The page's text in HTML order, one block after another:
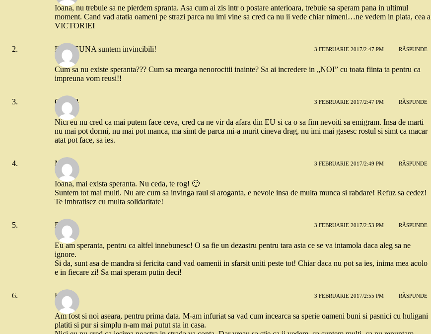
Ioana, nu trebuie sa ne pierdem spranta. Asa cum ai zis intr o postare anterioara, trebuie sa speram pana in ultimul
moment. Cand vad atatia oameni pe strazi parca nu imi vine sa cred ca nu ii vede chiar nimeni…ne vedem in piata, cea a
VICTORIEI
IMPREUNA suntem invincibili! 3 FEBRUARIE 2017/2:47 PM RĂSPUNDE
Cum sa nu existe speranta??? Cum sa mearga nenorocitii inainte? Sa ai incredere in „NOI” cu toata fiinta ta pentru ca
impreuna vom reusi!!
Oana B 3 FEBRUARIE 2017/2:47 PM RĂSPUNDE
Nici eu nu cred ca mai putem face ceva, cred ca ne vir da afara din EU si ca o sa fim nevoiti sa emigram. Insa de marti
nu mai pot dormi, nu mai pot manca, ma simt de parca mi-a murit cineva drag, nu imi mai gasesc rostul si simt ca macar
atat pot face, sa ies.
Maia 3 FEBRUARIE 2017/2:49 PM RĂSPUNDE
Ioana, mai exista speranta. Nu ceda, te rog! 🙂
Suntem tot mai multi. Nu are cum sa invinga raul si aroganta, e nevoie insa de multa munca si rabdare! Refuz sa cedez!
Te imbratisez cu multa solidaritate!
Bibi 3 FEBRUARIE 2017/2:53 PM RĂSPUNDE
Eu am speranta, pentru ca altfel innebunesc! O sa fie un dezastru pentru tara asta ce se va intamola daca aleg sa ne
ignore.
Si da, sunt asa de mandra si fericita cand vad oamenii in sfarsit uniti peste tot! Chiar daca nu pot sa ies, inima mea acolo
e in fiecare zi! Sa mai speram putin deci!
Elena 3 FEBRUARIE 2017/2:55 PM RĂSPUNDE
Am fost si noi aseara, pentru prima data. M-am infuriat sa vad cum incearca sa sperie oameni buni si pasnici cu huligani
platiti si pur si simplu n-am mai putut sta in casa.